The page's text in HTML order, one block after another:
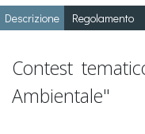
Descrizione Regolamento
Contest
Ambientale"